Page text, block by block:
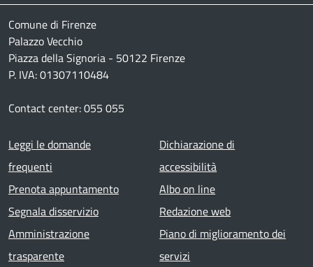
Comune di Firenze
Palazzo Vecchio
Piazza della Signoria - 50122 Firenze
P. IVA: 01307110484
Contact center: 055 055
Footer menu
Leggi le domande
frequenti
Prenota appuntamento
Segnala disservizio
Amministrazione
trasparente
Dichiarazione di
accessibilità
Albo on line
Redazione web
Piano di miglioramento dei
servizi